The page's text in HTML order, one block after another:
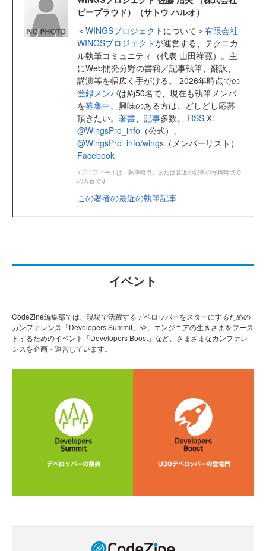
ビープラウド）（サトウ ハルオ）
＜WINGSプロジェクト について＞有限会社
WINGSプロジェクトが運営する、テクニカ
ル執筆コミュニティ（代表 山田祥寛）。主
にWeb開発分野の書籍／記事執筆、翻訳、
講演等を幅広く手がける。 2026年時点での
登録メンバは約50名で、現在も執筆メンバ
を募集中。興味のある方は、どしどし応募
頂きたい。 著書 記事多数。 RSS X:
@WingsPro_info （公式）、
@WingsPro_info/wings （メンバーリスト）
Facebook
※プロフィールは、執筆時点、または直近の記事の寄稿時点で
の内容です
この著者の最近の執筆記事
イベント
CodeZine編集部では、現場で活躍するデベロッパーをスターにするための
カンファレンス「Developers Summit」や、エンジニアの生きざまをブース
トするためのイベント「Developers Boost」など、さまざまなカンファレ
ンスを企画・運営しています。